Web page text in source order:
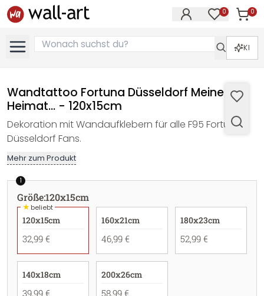
0 0
KI
Wandtattoo Fortuna Düsseldorf Meine
Heimat... - 120x15cm
Dekoration mit Wandaufklebern für alle F95 Fortuna
Düsseldorf Fans.
Mehr zum Produkt
1
Größe:120x15cm
★beliebt
120x15cm
32,99 €
160x21cm
46,99 €
180x23cm
52,99 €
140x18cm
39,99 €
200x26cm
58,99 €